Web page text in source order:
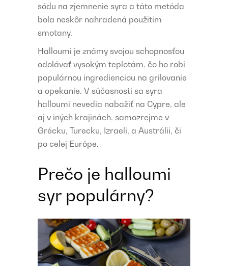
sódu na zjemnenie syra a táto metóda
bola neskôr nahradená použitím
smotany.
Halloumi je známy svojou schopnosťou
odolávať vysokým teplotám, čo ho robí
populárnou ingredienciou na grilovanie
a opekanie. V súčasnosti sa syra
halloumi nevedia nabažiť na Cypre, ale
aj v iných krajinách, samozrejme v
Grécku, Turecku, Izraeli, a Austrálii, či
po celej Európe.
Prečo je halloumi
syr populárny?